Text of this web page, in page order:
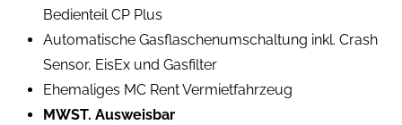
Bedienteil CP Plus
Automatische Gasflaschenumschaltung inkl. Crash
Sensor, EisEx und Gasfilter
Ehemaliges MC Rent Vermietfahrzeug
MWST. Ausweisbar